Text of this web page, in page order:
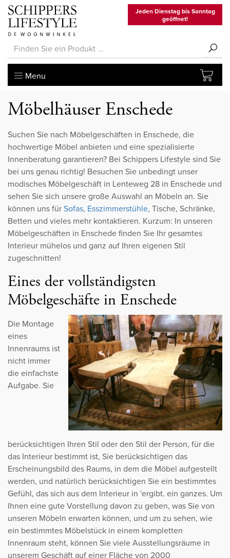
Jeden Dienstag bis Sonntag
geöffnet!
Menu
Möbelhäuser Enschede
Suchen Sie nach Möbelgeschäften in Enschede, die
hochwertige Möbel anbieten und eine spezialisierte
Innenberatung garantieren? Bei Schippers Lifestyle sind Sie
bei uns genau richtig! Besuchen Sie unbedingt unser
modisches Möbelgeschäft in Lenteweg 28 in Enschede und
sehen Sie sich unsere große Auswahl an Möbeln an. Sie
können uns fürSofas, Esszimmerstühle, Tische, Schränke,
Betten und vieles mehr kontaktieren. Kurzum: In unseren
Möbelgeschäften in Enschede finden Sie Ihr gesamtes
Interieur mühelos und ganz auf Ihren eigenen Stil
zugeschnitten!
Eines der vollständigsten
Möbelgeschäfte in Enschede
Die Montage
eines
Innenraums ist
nicht immer
die einfachste
Aufgabe. Sie
berücksichtigen Ihren Stil oder den Stil der Person, für die
das Interieur bestimmt ist, Sie berücksichtigen das
Erscheinungsbild des Raums, in dem die Möbel aufgestellt
werden, und natürlich berücksichtigen Sie ein bestimmtes
Gefühl, das sich aus dem Interieur in 'ergibt. ein ganzes. Um
Ihnen eine gute Vorstellung davon zu geben, was Sie von
unseren Möbeln erwarten können, und um zu sehen, wie
ein bestimmtes Möbelstück in einem kompletten
Innenraum steht, können Sie viele Ausstellungsräume in
unserem Geschäft auf einer Fläche von 2000